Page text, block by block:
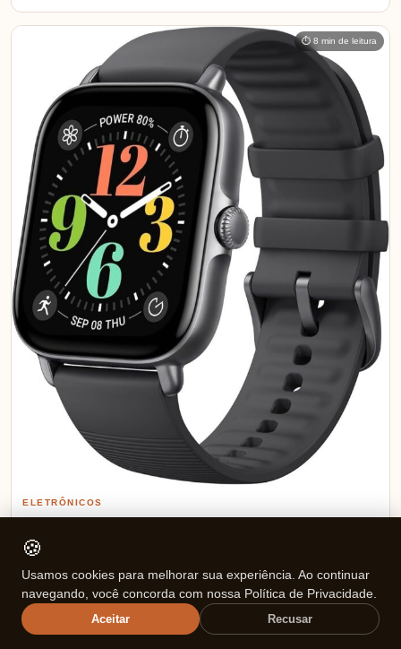
⏱ 8 min de leitura
ELETRÔNICOS
Que Este Smartwatch É Imperdível!
TOP DE LINHA Relógio Amazfit Gts 4 Mini New Smartwatch Com
Alexa Original 1.75 (Black) Ver na Amazon ⭐ Avaliação…
🍪
Usamos cookies para melhorar sua experiência. Ao continuar
navegando, você concorda com nossa Política de Privacidade.
Aceitar Recusar